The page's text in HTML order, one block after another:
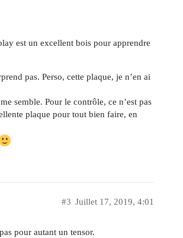
est un excellent bois pour apprendre
pas. Perso, cette plaque, je n’en ai
semble. Pour le contrôle, ce n’est pas
plaque pour tout bien faire, en
Juillet 17, 2019, 4:01
#3
pour autant un tensor.